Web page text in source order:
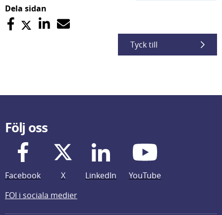
Dela sidan
Tyck till
Följ oss
Facebook X LinkedIn
YouTube
FOI i sociala medier